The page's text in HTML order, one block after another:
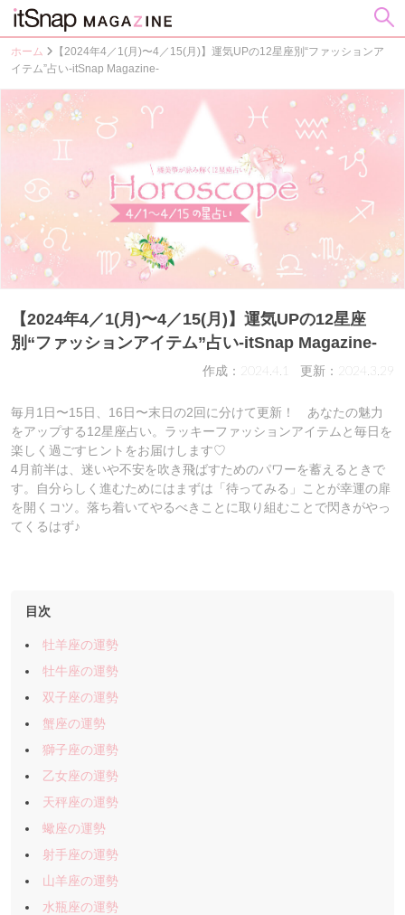
ホーム
【2024年4／1(月)〜4／15(月)】運気UPの12星座別“ファッションア
イテム”占い-itSnap Magazine-
【2024年4／1(月)〜4／15(月)】運気UPの12星座
別“ファッションアイテム”占い-itSnap Magazine-
作成：2024.4.1 更新：2024.3.29
毎月1日〜15日、16日〜末日の2回に分けて更新！ あなたの魅力
をアップする12星座占い。ラッキーファッションアイテムと毎日を
楽しく過ごすヒントをお届けします♡
4月前半は、迷いや不安を吹き飛ばすためのパワーを蓄えるときで
す。自分らしく進むためにはまずは「待ってみる」ことが幸運の扉
を開くコツ。落ち着いてやるべきことに取り組むことで閃きがやっ
てくるはず♪
目次
牡羊座の運勢
牡牛座の運勢
双子座の運勢
蟹座の運勢
獅子座の運勢
乙女座の運勢
天秤座の運勢
蠍座の運勢
射手座の運勢
山羊座の運勢
水瓶座の運勢